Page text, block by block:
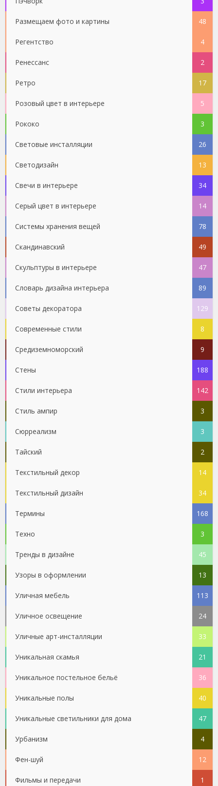
Размещаем фото и картины 48
Регентство 4
Ренессанс 2
Ретро 17
Розовый цвет в интерьере 5
Рококо 3
Световые инсталляции 26
Светодизайн 13
Свечи в интерьере 34
Серый цвет в интерьере 14
Системы хранения вещей 78
Скандинавский 49
Скульптуры в интерьере 47
Словарь дизайна интерьера 89
Советы декоратора 129
Современные стили 8
Средиземноморский 9
Стены 188
Стили интерьера 142
Стиль ампир 3
Сюрреализм 3
Тайский 2
Текстильный декор 14
Текстильный дизайн 34
Термины 168
Техно 3
Тренды в дизайне 45
Узоры в оформлении 13
Уличная мебель 113
Уличное освещение 24
Уличные арт-инсталляции 33
Уникальная скамья 21
Уникальное постельное бельё 36
Уникальные полы 40
Уникальные светильники для дома 47
Урбанизм 4
Фен-шуй 12
Фильмы и передачи 1